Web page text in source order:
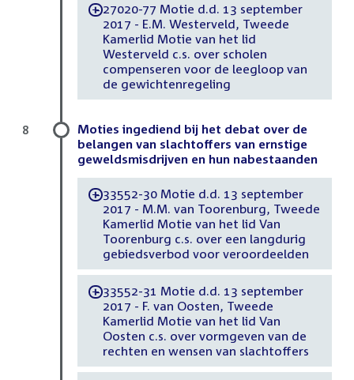
-27020-77 Motie d.d. 13 september
2017 - E.M. Westerveld, Tweede
Kamerlid Motie van het lid
Westerveld c.s. over scholen
compenseren voor de leegloop van
de gewichtenregeling
Moties ingediend bij het debat over de
belangen van slachtoffers van ernstige
geweldsmisdrijven en hun nabestaanden
-33552-30 Motie d.d. 13 september
2017 - M.M. van Toorenburg, Tweede
Kamerlid Motie van het lid Van
Toorenburg c.s. over een langdurig
gebiedsverbod voor veroordeelden
-33552-31 Motie d.d. 13 september
2017 - F. van Oosten, Tweede
Kamerlid Motie van het lid Van
Oosten c.s. over vormgeven van de
rechten en wensen van slachtoffers
8